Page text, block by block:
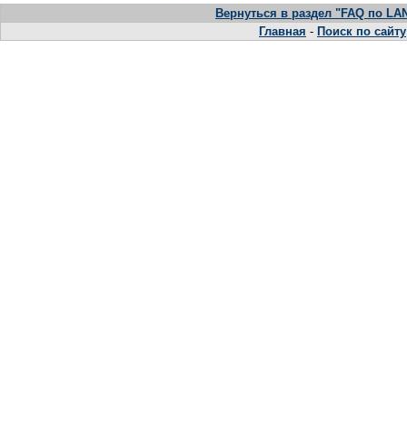
Вернуться в раздел "FAQ по
Главная - Поиск по сайту